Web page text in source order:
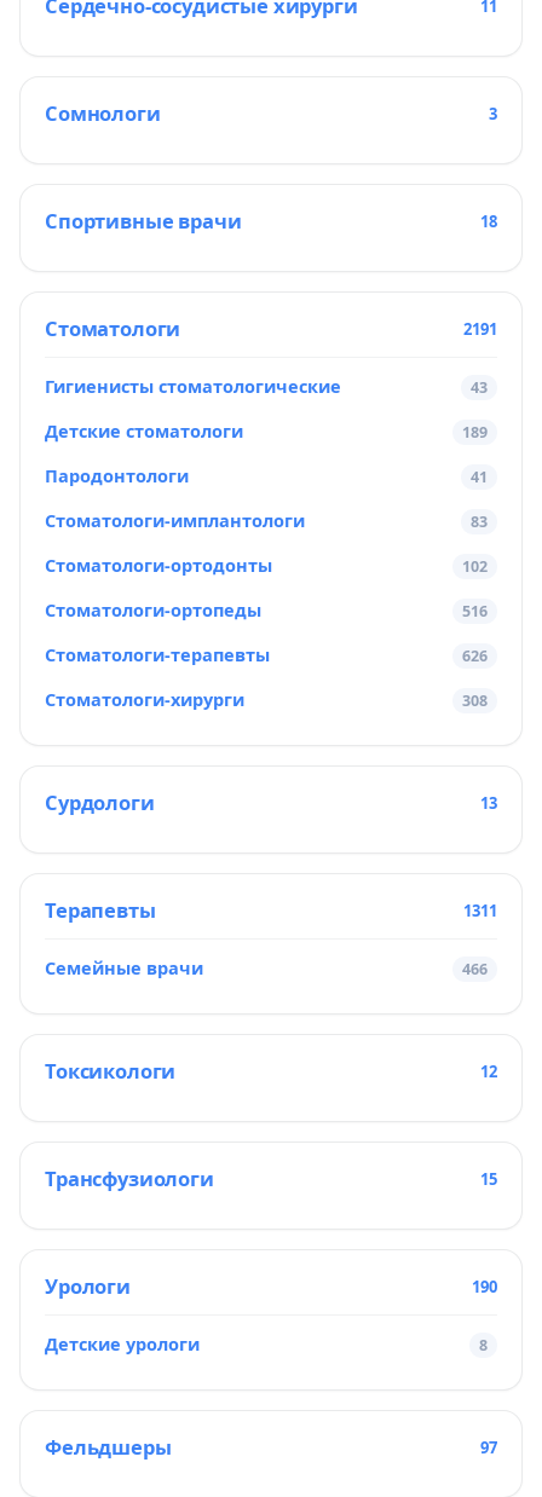
11
Сомнологи 3
Спортивные врачи 18
Стоматологи 2191
Гигиенисты стоматологические 43
Детские стоматологи 189
Пародонтологи 41
Стоматологи-имплантологи 83
Стоматологи-ортодонты 102
Стоматологи-ортопеды 516
Стоматологи-терапевты 626
Стоматологи-хирурги 308
Сурдологи 13
Терапевты 1311
Семейные врачи 466
Токсикологи 12
Трансфузиологи 15
Урологи 190
Детские урологи 8
Фельдшеры 97